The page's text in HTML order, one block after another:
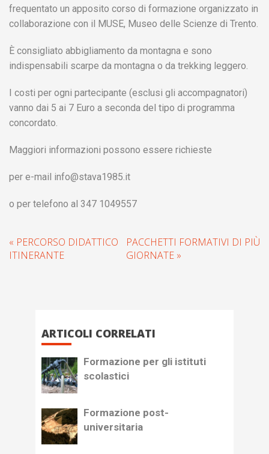
frequentato un apposito corso di formazione organizzato in
collaborazione con il MUSE, Museo delle Scienze di Trento.
È consigliato abbigliamento da montagna e sono
indispensabili scarpe da montagna o da trekking leggero.
I costi per ogni partecipante (esclusi gli accompagnatori)
vanno dai 5 ai 7 Euro a seconda del tipo di programma
concordato.
Maggiori informazioni possono essere richieste
per e-mail info@stava1985.it
o per telefono al 347 1049557
« PERCORSO DIDATTICO
ITINERANTE
PACCHETTI FORMATIVI DI PIÙ
GIORNATE »
ARTICOLI CORRELATI
Formazione per gli istituti
scolastici
Formazione post-
universitaria